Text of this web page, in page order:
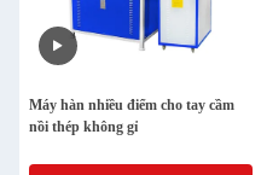
Máy hàn nhiều điểm cho tay cầm
nồi thép không gỉ